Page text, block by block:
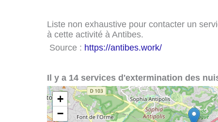
Liste non exhaustive pour contacter un
à cette activité à Antibes.
Source : https://antibes.work/
Il y a 14 services d'extermination des
+
−